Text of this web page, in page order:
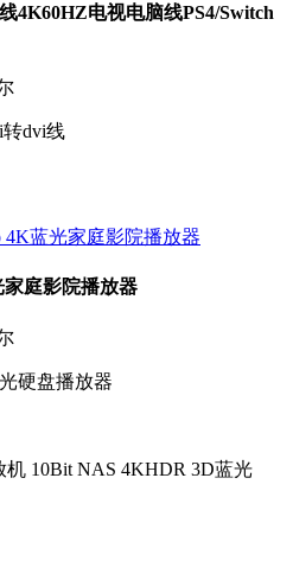
4K60HZ电视电脑线PS4/Switch
转dvi线
庭影院播放器
硬盘播放器
10Bit NAS 4KHDR 3D蓝光